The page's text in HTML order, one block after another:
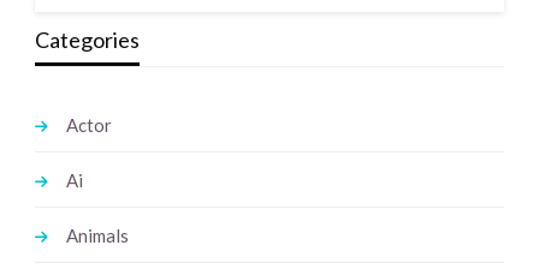
Categories
Actor
Ai
Animals